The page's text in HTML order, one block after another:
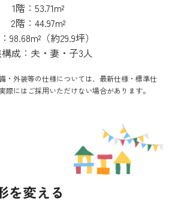
1階：53.71m²
2階：44.97m²
98.68m²（約29.9坪）
成：夫・妻・子3人
・外装等の仕様については、最新仕様・標準仕
際にはご採用いただけない場合があります。
を変える